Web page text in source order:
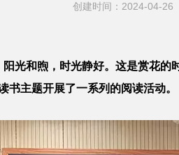
创建时间：2024-04-26
光和煦，时光静好。这是赏花
书主题开展了一系列的阅读活动。